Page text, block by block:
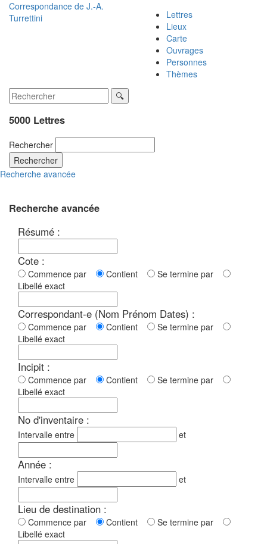
Correspondance de J.-A.
Turrettini
Lettres
Lieux
Carte
Ouvrages
Personnes
Thèmes
5000 Lettres
Rechercher
Rechercher
Recherche avancée
Recherche avancée
Résumé :
Cote :
Commence par Contient
Se termine par
Libellé exact
Correspondant-e (Nom Prénom Dates) :
Commence par Contient
Se termine par
Libellé exact
Incipit :
Commence par Contient
Se termine par
Libellé exact
No d'inventaire :
Intervalle entre et
Année :
Intervalle entre et
Lieu de destination :
Commence par Contient
Se termine par
Libellé exact